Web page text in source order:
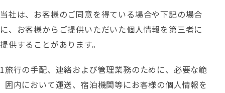
当社は、お客様のご同意を得ている場合や下記の場合
に、お客様からご提供いただいた個人情報を第三者に
提供することがあります。
旅行の手配、連絡および管理業務のために、必要な範
囲内において運送、宿泊機関等にお客様の個人情報を